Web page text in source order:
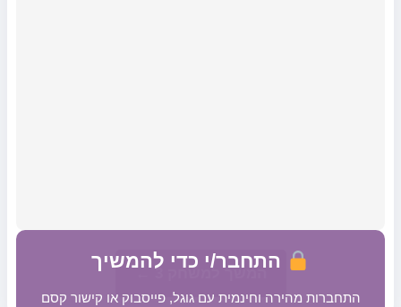
התחבר/י כדי להמשיך
התחברות מהירה וחינמית עם גוגל, פייסבוק או קישור קסם